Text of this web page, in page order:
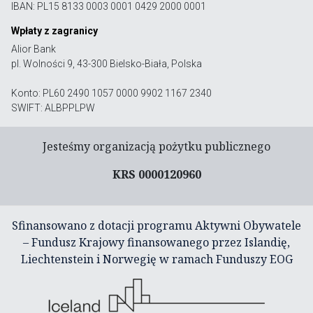
IBAN: PL15 8133 0003 0001 0429 2000 0001
Wpłaty z zagranicy
Alior Bank
pl. Wolności 9, 43-300 Bielsko-Biała, Polska
Konto: PL60 2490 1057 0000 9902 1167 2340
SWIFT: ALBPPLPW
Jesteśmy organizacją pożytku publicznego
KRS 0000120960
Sfinansowano z dotacji programu Aktywni Obywatele
– Fundusz Krajowy finansowanego przez Islandię,
Liechtenstein i Norwegię w ramach Funduszy EOG